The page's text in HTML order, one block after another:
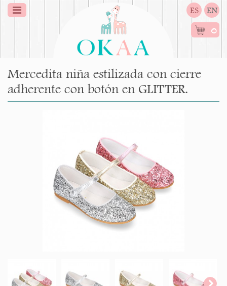
ES EN
0
Mercedita niña estilizada con cierre
adherente con botón en GLITTER.